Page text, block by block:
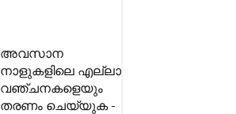
അവസാന
നാളുകളിലെ എല്ലാ
വഞ്ചനകളെയും
തരണം ചെയ്യുക -